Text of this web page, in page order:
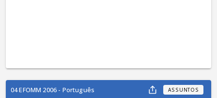
04 EFOMM 2006 - Português ASSUNTOS